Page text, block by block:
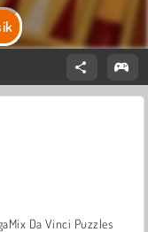
Da Vinci Puzzles